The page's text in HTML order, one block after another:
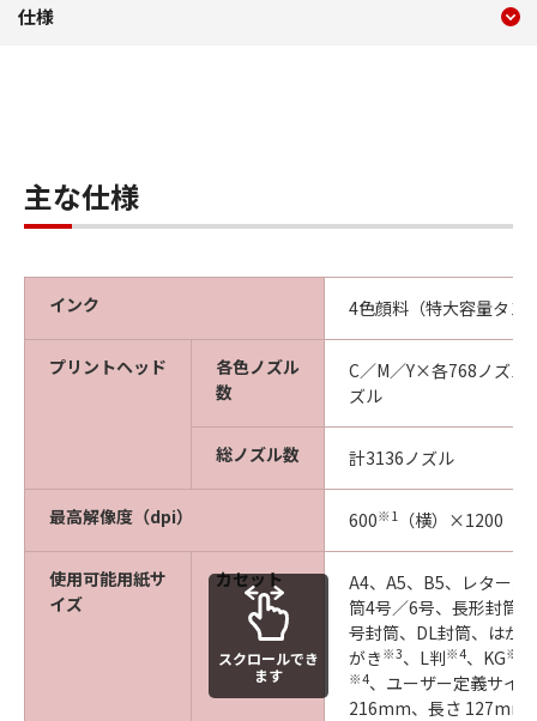
仕様
主な仕様
インク 4色顔料（特大容量タン
プリントヘッド
各色ノズル
数
C／M／Y×各768ノズ
ズル
総ノズル数 計3136ノズル
最高解像度（dpi） 600※1 （横）×1200（
使用可能用紙サ
イズ
カセット
A4、A5、B5、レター、
筒4号／6号、長形封筒3
号封筒、DL封筒、はがき
がき ※3、L判※4、KG※4
※4、ユーザー定義サイ
216mm、長さ 127mm
スクロールでき
ます